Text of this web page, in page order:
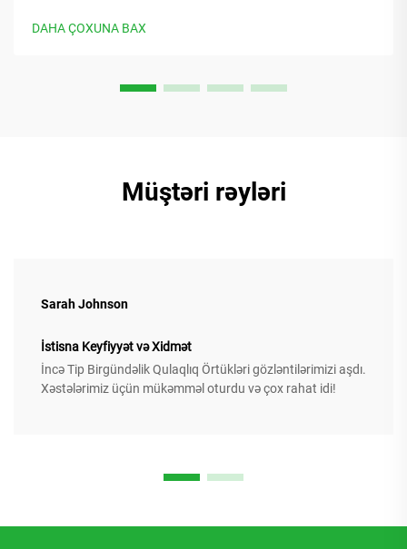
DAHA ÇOXUNA BAX
Müştəri rəyləri
Sarah Johnson
İstisna Keyfiyyət və Xidmət
İncə Tip Birgündəlik Qulaqlıq Örtükləri gözləntilərimizi aşdı.
Xəstələrimiz üçün mükəmməl oturdu və çox rahat idi!